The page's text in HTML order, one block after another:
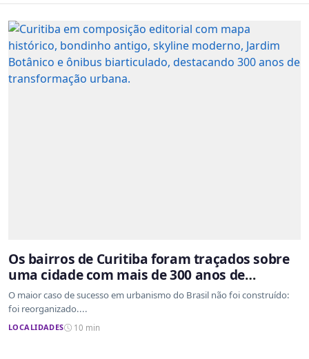
Os bairros de Curitiba foram traçados sobre
uma cidade com mais de 300 anos de
ocupação desordenada
O maior caso de sucesso em urbanismo do Brasil não foi construído:
foi reorganizado....
LOCALIDADES 10 min